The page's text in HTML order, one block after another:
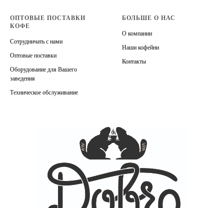
ОПТОВЫЕ ПОСТАВКИ
КОФЕ
Сотрудничать с нами
Оптовые поставки
Оборудование для Вашего
заведения
Техническое обслуживание
БОЛЬШЕ О НАС
О компании
Наши кофейни
Контакты